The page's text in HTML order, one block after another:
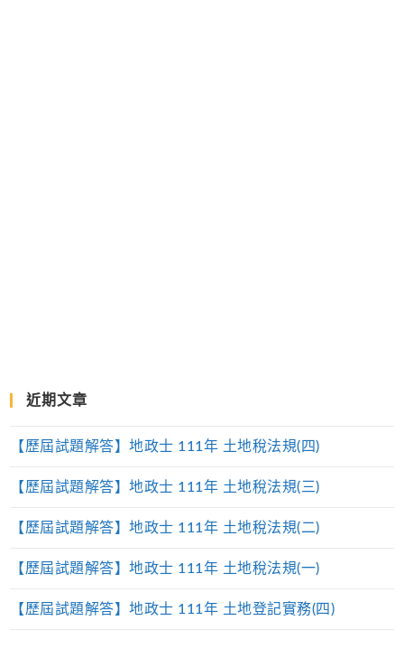
近期文章
【歷屆試題解答】地政士 111年 土地稅法規(四)
【歷屆試題解答】地政士 111年 土地稅法規(三)
【歷屆試題解答】地政士 111年 土地稅法規(二)
【歷屆試題解答】地政士 111年 土地稅法規(一)
【歷屆試題解答】地政士 111年 土地登記實務(四)